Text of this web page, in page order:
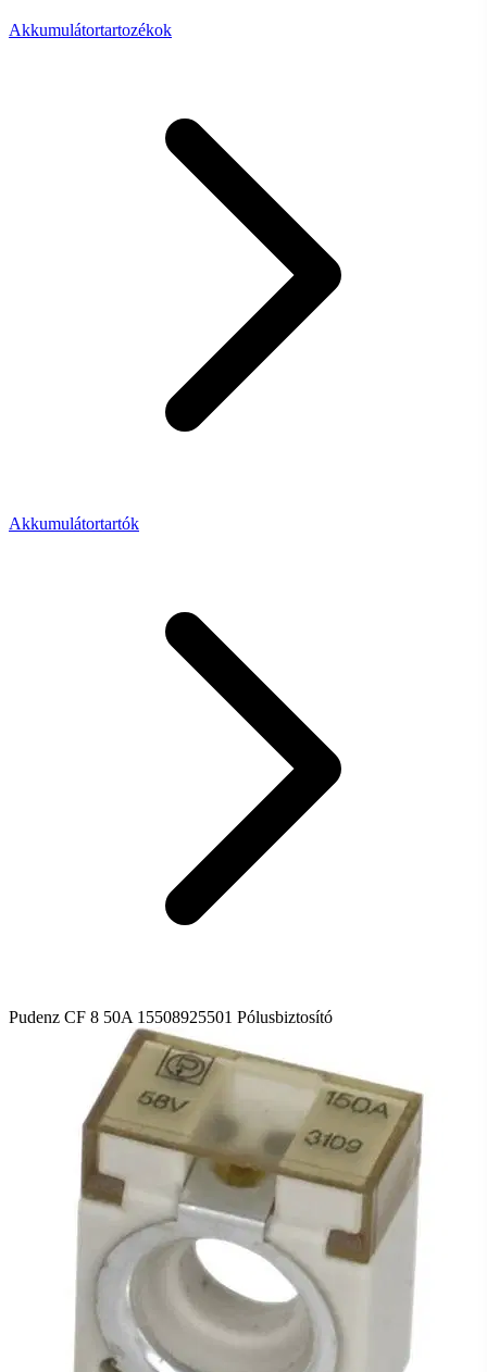
Akkumulátortartozékok
Akkumulátortartók
Pudenz CF 8 50A 15508925501 Pólusbiztosító